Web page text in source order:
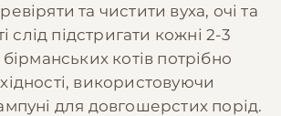
та чистити вуха, очі та
слід підстригати кожні 2-3
котів потрібно
використовуючи
для довгошерстих порід.